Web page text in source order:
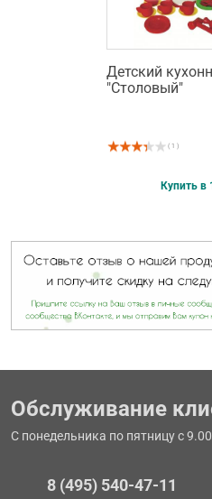
Детский
"Столовый"
( 1 )
Купить в
Обслуживание
С понедельника по пятницу с
8 (495) 540-47-11